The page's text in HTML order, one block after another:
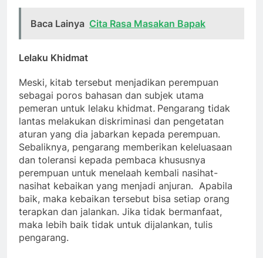
Baca Lainya Cita Rasa Masakan Bapak
Lelaku Khidmat
Meski, kitab tersebut menjadikan perempuan
sebagai poros bahasan dan subjek utama
pemeran untuk lelaku khidmat. Pengarang tidak
lantas melakukan diskriminasi dan pengetatan
aturan yang dia jabarkan kepada perempuan.
Sebaliknya, pengarang memberikan keleluasaan
dan toleransi kepada pembaca khususnya
perempuan untuk menelaah kembali nasihat-
nasihat kebaikan yang menjadi anjuran. Apabila
baik, maka kebaikan tersebut bisa setiap orang
terapkan dan jalankan. Jika tidak bermanfaat,
maka lebih baik tidak untuk dijalankan, tulis
pengarang.